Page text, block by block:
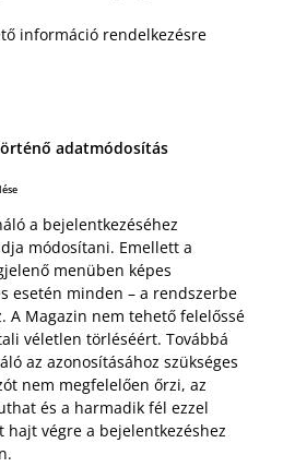
információ rendelkezésre
adatmódosítás
a bejelentkezéséhez
módosítani. Emellett a
menüben képes
esetén minden – a rendszerbe
A Magazin nem tehető felelőssé
véletlen törléséért. Továbbá
az azonosításához szükséges
nem megfelelően őrzi, az
és a harmadik fél ezzel
hajt végre a bejelentkezéshez